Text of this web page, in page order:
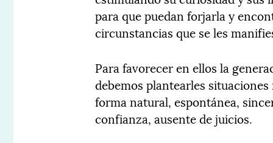
para que puedan forjarla y
circunstancias que se les
Para favorecer en ellos la
debemos plantearles
forma natural, espontánea,
confianza, ausente de juicios.